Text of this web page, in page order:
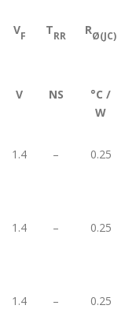
VF TRR RØ(JC)
V NS
°C /
W
1.4 – 0.25
1.4 – 0.25
1.4 – 0.25